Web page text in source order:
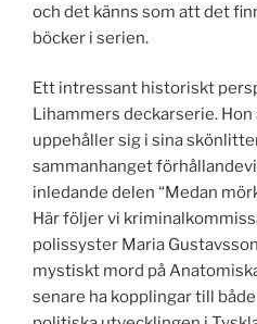
och det känns som att det
böcker i serien.
Ett intressant historiskt
Lihammers deckarserie. Hon
uppehåller sig i sina
sammanhanget
inledande delen “Medan
Här följer vi
polissyster Maria
mystiskt mord på
senare ha kopplingar till